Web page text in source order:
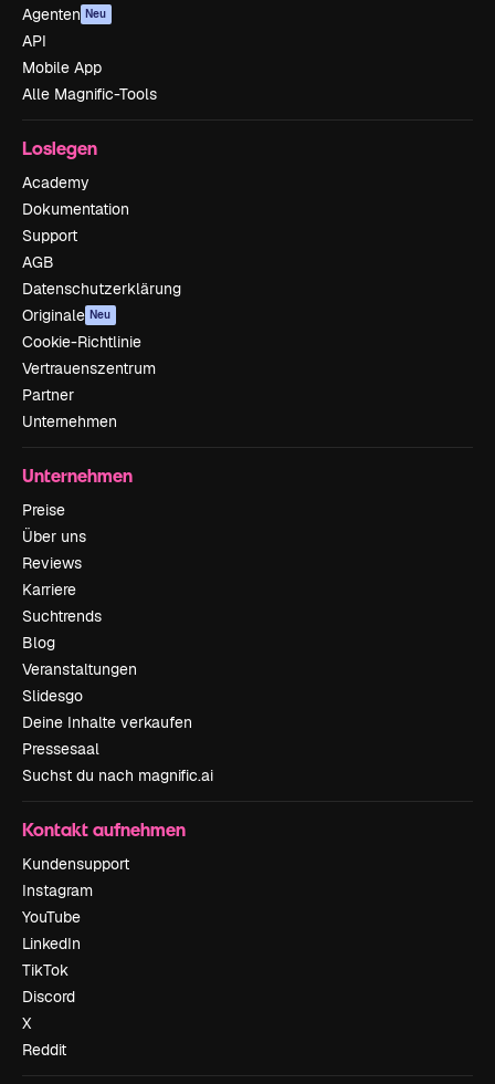
Agenten Neu
API
Mobile App
Alle Magnific-Tools
Loslegen
Academy
Dokumentation
Support
AGB
Datenschutzerklärung
Originale Neu
Cookie-Richtlinie
Vertrauenszentrum
Partner
Unternehmen
Unternehmen
Preise
Über uns
Reviews
Karriere
Suchtrends
Blog
Veranstaltungen
Slidesgo
Deine Inhalte verkaufen
Pressesaal
Suchst du nach magnific.ai
Kontakt aufnehmen
Kundensupport
Instagram
YouTube
LinkedIn
TikTok
Discord
X
Reddit